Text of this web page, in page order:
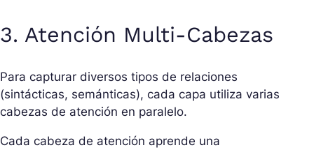
3. Atención Multi-Cabezas
Para capturar diversos tipos de relaciones
(sintácticas, semánticas), cada capa utiliza varias
cabezas de atención en paralelo.
Cada cabeza de atención aprende una